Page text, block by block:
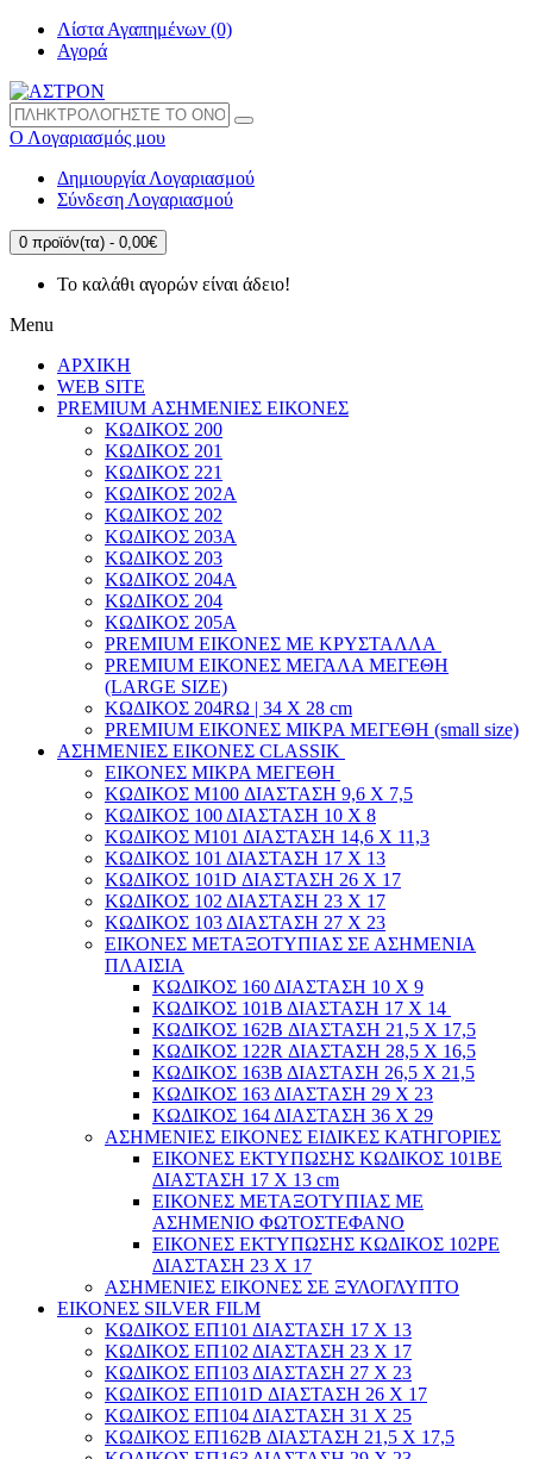
Λίστα Αγαπημένων (0)
Αγορά
Ο Λογαριασμός μου
Δημιουργία Λογαριασμού
Σύνδεση Λογαριασμού
0 προϊόν(τα) - 0,00€
Το καλάθι αγορών είναι άδειο!
Menu
ΑΡΧΙΚΗ
WEB SITE
PREMIUM ΑΣΗΜΕΝΙΕΣ ΕΙΚΟΝΕΣ
ΚΩΔΙΚΟΣ 200
ΚΩΔΙΚΟΣ 201
ΚΩΔΙΚΟΣ 221
ΚΩΔΙΚΟΣ 202A
ΚΩΔΙΚΟΣ 202
ΚΩΔΙΚΟΣ 203Α
ΚΩΔΙΚΟΣ 203
ΚΩΔΙΚΟΣ 204A
ΚΩΔΙΚΟΣ 204
ΚΩΔΙΚΟΣ 205A
PREMIUM ΕΙΚΟΝΕΣ ΜΕ ΚΡΥΣΤΑΛΛΑ
PREMIUM ΕΙΚΟΝΕΣ ΜΕΓΑΛΑ ΜΕΓΕΘΗ
(LARGE SIZE)
ΚΩΔΙΚΟΣ 204RΩ | 34 Χ 28 cm
PREMIUM ΕΙΚΟΝΕΣ ΜΙΚΡΑ ΜΕΓΕΘΗ (small size)
ΑΣΗΜΕΝΙΕΣ ΕΙΚΟΝΕΣ CLASSIK
ΕΙΚΟΝΕΣ ΜΙΚΡΑ ΜΕΓΕΘΗ
ΚΩΔΙΚΟΣ M100 ΔΙΑΣΤΑΣΗ 9,6 Χ 7,5
ΚΩΔΙΚΟΣ 100 ΔΙΑΣΤΑΣΗ 10 Χ 8
ΚΩΔΙΚΟΣ Μ101 ΔΙΑΣΤΑΣΗ 14,6 Χ 11,3
ΚΩΔΙΚΟΣ 101 ΔΙΑΣΤΑΣΗ 17 Χ 13
ΚΩΔΙΚΟΣ 101D ΔΙΑΣΤΑΣΗ 26 Χ 17
ΚΩΔΙΚΟΣ 102 ΔΙΑΣΤΑΣΗ 23 Χ 17
ΚΩΔΙΚΟΣ 103 ΔΙΑΣΤΑΣΗ 27 Χ 23
ΕΙΚΟΝΕΣ ΜΕΤΑΞΟΤΥΠΙΑΣ ΣΕ ΑΣΗΜΕΝΙΑ
ΠΛΑΙΣΙΑ
ΚΩΔΙΚΟΣ 160 ΔΙΑΣΤΑΣΗ 10 Χ 9
ΚΩΔΙΚΟΣ 101Β ΔΙΑΣΤΑΣΗ 17 Χ 14
ΚΩΔΙΚΟΣ 162Β ΔΙΑΣΤΑΣΗ 21,5 Χ 17,5
ΚΩΔΙΚΟΣ 122R ΔΙΑΣΤΑΣΗ 28,5 Χ 16,5
ΚΩΔΙΚΟΣ 163Β ΔΙΑΣΤΑΣΗ 26,5 Χ 21,5
ΚΩΔΙΚΟΣ 163 ΔΙΑΣΤΑΣΗ 29 Χ 23
ΚΩΔΙΚΟΣ 164 ΔΙΑΣΤΑΣΗ 36 Χ 29
ΑΣΗΜΕΝΙΕΣ ΕΙΚΟΝΕΣ ΕΙΔΙΚΕΣ ΚΑΤΗΓΟΡΙΕΣ
ΕΙΚΟΝΕΣ ΕΚΤΥΠΩΣΗΣ ΚΩΔΙΚΟΣ 101ΒΕ
ΔΙΑΣΤΑΣΗ 17 Χ 13 cm
ΕΙΚΟΝΕΣ ΜΕΤΑΞΟΤΥΠΙΑΣ ΜΕ
ΑΣΗΜΕΝΙΟ ΦΩΤΟΣΤΕΦΑΝΟ
ΕΙΚΟΝΕΣ ΕΚΤΥΠΩΣΗΣ ΚΩΔΙΚΟΣ 102ΡΕ
ΔΙΑΣΤΑΣΗ 23 Χ 17
ΑΣΗΜΕΝΙΕΣ ΕΙΚΟΝΕΣ ΣΕ ΞΥΛΟΓΛΥΠΤΟ
ΕΙΚΟΝΕΣ SILVER FILM
ΚΩΔΙΚΟΣ ΕΠ101 ΔΙΑΣΤΑΣΗ 17 Χ 13
ΚΩΔΙΚΟΣ ΕΠ102 ΔΙΑΣΤΑΣΗ 23 Χ 17
ΚΩΔΙΚΟΣ ΕΠ103 ΔΙΑΣΤΑΣΗ 27 Χ 23
ΚΩΔΙΚΟΣ ΕΠ101D ΔΙΑΣΤΑΣΗ 26 Χ 17
ΚΩΔΙΚΟΣ ΕΠ104 ΔΙΑΣΤΑΣΗ 31 Χ 25
ΚΩΔΙΚΟΣ ΕΠ162Β ΔΙΑΣΤΑΣΗ 21,5 Χ 17,5